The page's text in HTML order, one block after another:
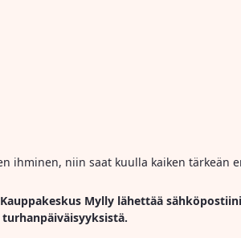
niin saat kuulla kaiken tärkeän
Mylly lähettää